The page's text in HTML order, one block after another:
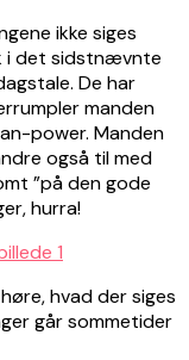
ikke siges
i det sidstnævnte
De har
manden
power. Manden
også til med
”på den gode
hurra!
hvad der siges
går sommetider